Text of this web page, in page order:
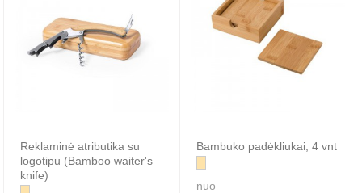
Reklaminė atributika su
logotipu (Bamboo waiter's
knife)
Bambuko padėkliukai, 4 vnt
nuo